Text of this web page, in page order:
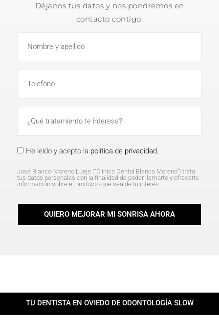
Déjanos tus datos y nos pondremos en
contacto contigo.
He leído y acepto la política de privacidad.
José Blanco-Moreno Lueje (“Clínica Dental Blanco Moreno”) trata
tus datos personales con la finalidad de poder llamarte y ofrecerte
información sobre el producto que sea de tu interés.
QUIERO MEJORAR MI SONRISA AHORA
TU DENTISTA EN OVIEDO DE ODONTOLOGÍA SLOW